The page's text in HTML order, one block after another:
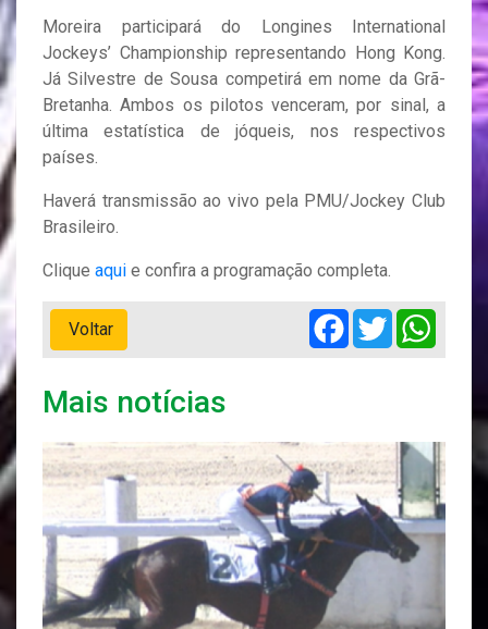
Moreira participará do Longines International
Jockeys’ Championship representando Hong Kong.
Já Silvestre de Sousa competirá em nome da Grã-
Bretanha. Ambos os pilotos venceram, por sinal, a
última estatística de jóqueis, nos respectivos
países.
Haverá transmissão ao vivo pela PMU/Jockey Club
Brasileiro.
Clique aqui e confira a programação completa.
Voltar
Facebook
Twitter
Mais notícias